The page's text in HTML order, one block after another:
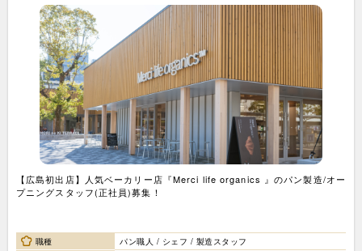
【広島初出店】人気ベーカリー店『Merci life organics 』のパン製造/オー
プニングスタッフ(正社員)募集！
職種
パン職人 / シェフ / 製造スタッフ